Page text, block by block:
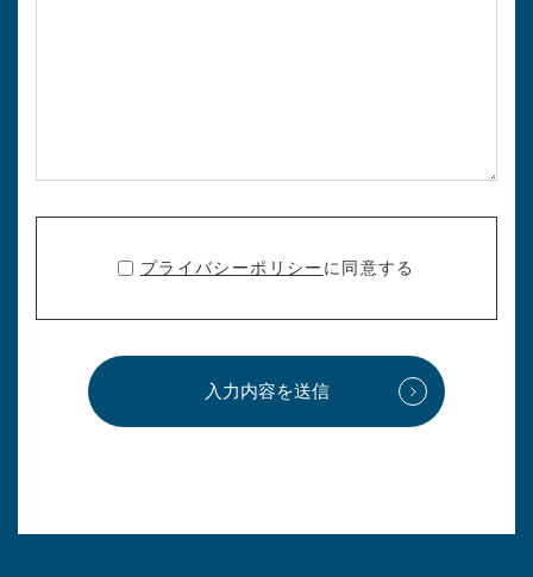
プライバシーポリシー に同意する
入力内容を送信